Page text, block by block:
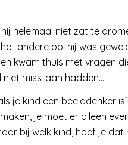
helemaal niet zat te
andere op: hij was
kwam thuis met vragen
niet misstaan hadden…
je kind een beelddenker
je moet er alleen
bij welk kind, hoef je dat